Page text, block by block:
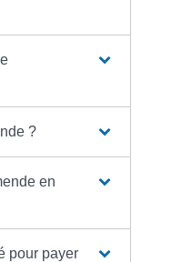
?
en
pour payer